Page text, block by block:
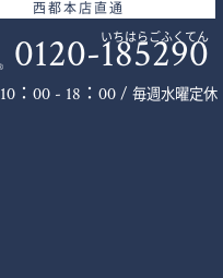
西都本店直通
0120-185290
いちはらごふくてん
10：00 - 18：00 / 毎週水曜定休